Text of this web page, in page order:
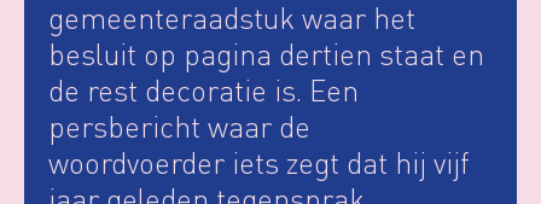
gemeenteraadstuk waar het
besluit op pagina dertien staat en
de rest decoratie is. Een
persbericht waar de
woordvoerder iets zegt dat hij vijf